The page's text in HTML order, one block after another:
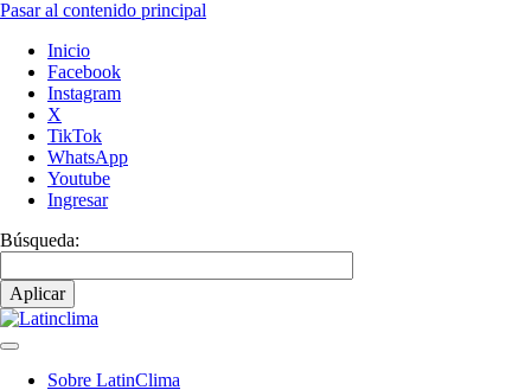
Pasar al contenido principal
Inicio
Facebook
Instagram
X
TikTok
WhatsApp
Youtube
Ingresar
Búsqueda:
Sobre LatinClima